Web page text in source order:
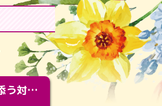
急な依頼にも寄り添う対応。メモリアルコーナーで振り返る大切な日々